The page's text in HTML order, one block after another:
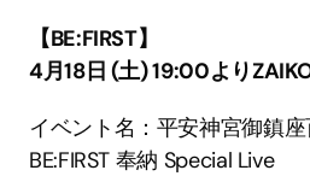
【BE:FIRST】
4月18日 (土) 19:00より
イベント名：平安神宮御鎮
BE:FIRST 奉納 Special Live